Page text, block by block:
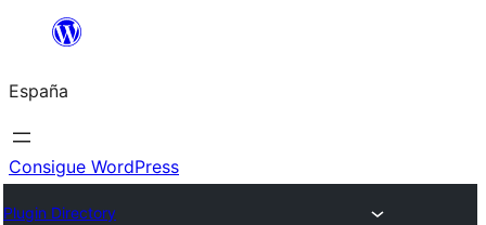
Saltar
contenido
España
Consigue WordPress
Plugin Directory